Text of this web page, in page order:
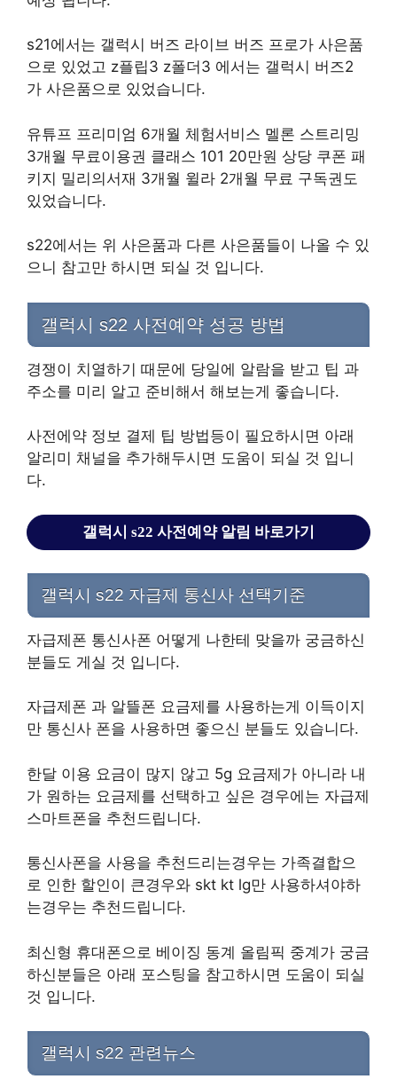
s21에서는 갤럭시 버즈 라이브 버즈 프로가 사은품
으로 있었고 z플립3 z폴더3 에서는 갤럭시 버즈2
가 사은품으로 있었습니다.
유튜프 프리미엄 6개월 체험서비스 멜론 스트리밍
3개월 무료이용권 클래스 101 20만원 상당 쿠폰 패
키지 밀리의서재 3개월 윌라 2개월 무료 구독권도
있었습니다.
s22에서는 위 사은품과 다른 사은품들이 나올 수 있
으니 참고만 하시면 되실 것 입니다.
갤럭시 s22 사전예약 성공 방법
경쟁이 치열하기 때문에 당일에 알람을 받고 팁 과
주소를 미리 알고 준비해서 해보는게 좋습니다.
사전에약 정보 결제 팁 방법등이 필요하시면 아래
알리미 채널을 추가해두시면 도움이 되실 것 입니
다.
갤럭시 s22 사전예약 알림 바로가기
갤럭시 s22 자급제 통신사 선택기준
자급제폰 통신사폰 어떻게 나한테 맞을까 궁금하신
분들도 게실 것 입니다.
자급제폰 과 알뜰폰 요금제를 사용하는게 이득이지
만 통신사 폰을 사용하면 좋으신 분들도 있습니다.
한달 이용 요금이 많지 않고 5g 요금제가 아니라 내
가 원하는 요금제를 선택하고 싶은 경우에는 자급제
스마트폰을 추천드립니다.
통신사폰을 사용을 추천드리는경우는 가족결합으
로 인한 할인이 큰경우와 skt kt lg만 사용하셔야하
는경우는 추천드립니다.
최신형 휴대폰으로 베이징 동계 올림픽 중계가 궁금
하신분들은 아래 포스팅을 참고하시면 도움이 되실
것 입니다.
갤럭시 s22 관련뉴스